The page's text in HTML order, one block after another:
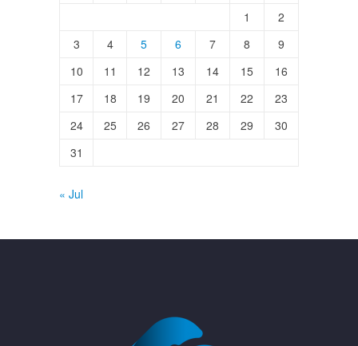
1
2
3
4 5 6 7 8
9
10
11 12 13 14 15
16
17
18 19 20 21 22
23
24
25 26 27 28 29
30
31
« Jul